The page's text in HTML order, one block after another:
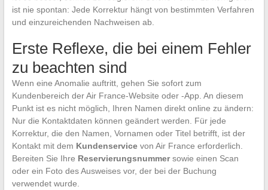
ist nie spontan: Jede Korrektur hängt von bestimmten Verfahren
und einzureichenden Nachweisen ab.
Erste Reflexe, die bei einem Fehler
zu beachten sind
Wenn eine Anomalie auftritt, gehen Sie sofort zum
Kundenbereich der Air France-Website oder -App. An diesem
Punkt ist es nicht möglich, Ihren Namen direkt online zu ändern:
Nur die Kontaktdaten können geändert werden. Für jede
Korrektur, die den Namen, Vornamen oder Titel betrifft, ist der
Kontakt mit dem Kundenservicevon Air France erforderlich.
Bereiten Sie Ihre Reservierungsnummersowie einen Scan
oder ein Foto des Ausweises vor, der bei der Buchung
verwendet wurde.